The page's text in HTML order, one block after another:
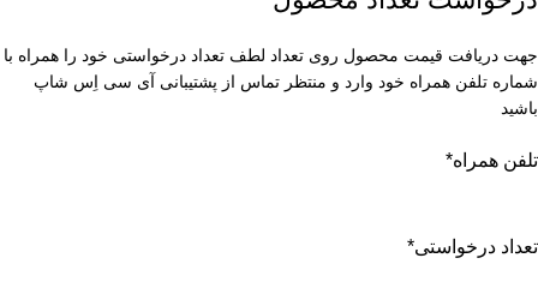
جهت دریافت قیمت محصول روی تعداد لطف تعداد درخواستی خود را همراه با
شماره تلفن همراه خود وارد و منتظر تماس از پشتیبانی آی سی اِس شاپ
باشید
تلفن همراه*
تعداد درخواستی*